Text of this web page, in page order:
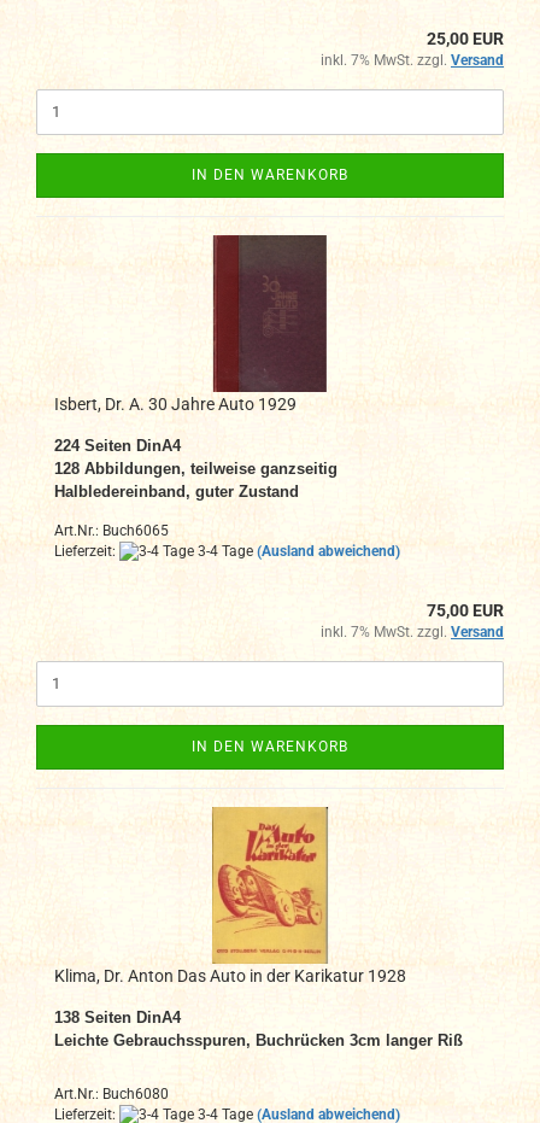
25,00 EUR
inkl. 7% MwSt. zzgl. Versand
IN DEN WARENKORB
Isbert, Dr. A. 30 Jahre Auto 1929
224 Seiten DinA4
128 Abbildungen, teilweise ganzseitig
Halbledereinband, guter Zustand
Art.Nr.: Buch6065
Lieferzeit:
3-4 Tage (Ausland abweichend)
75,00 EUR
inkl. 7% MwSt. zzgl. Versand
IN DEN WARENKORB
Klima, Dr. Anton Das Auto in der Karikatur 1928
138 Seiten DinA4
Leichte Gebrauchsspuren, Buchrücken 3cm langer Riß
Art.Nr.: Buch6080
Lieferzeit:
3-4 Tage (Ausland abweichend)